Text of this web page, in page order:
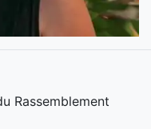
Rassemblement